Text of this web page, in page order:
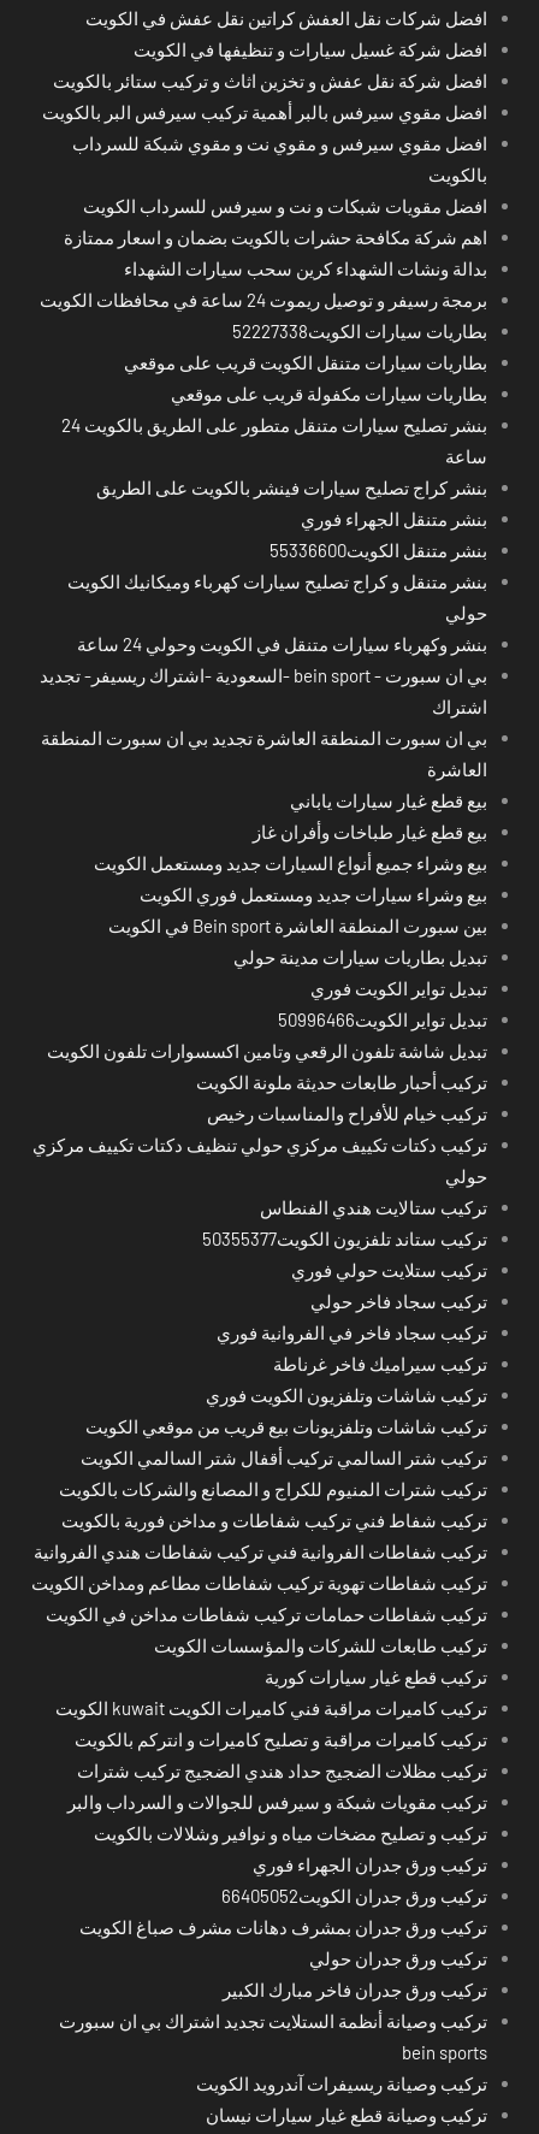
افضل شركات نقل العفش كراتين نقل عفش في الكويت
افضل شركة غسيل سيارات و تنظيفها في الكويت
افضل شركة نقل عفش و تخزين اثاث و تركيب ستائر بالكويت
افضل مقوي سيرفس بالبر أهمية تركيب سيرفس البر بالكويت
افضل مقوي سيرفس و مقوي نت و مقوي شبكة للسرداب
بالكويت
افضل مقويات شبكات و نت و سيرفس للسرداب الكويت
اهم شركة مكافحة حشرات بالكويت بضمان و اسعار ممتازة
بدالة ونشات الشهداء كرين سحب سيارات الشهداء
برمجة رسيفر و توصيل ريموت 24 ساعة في محافظات الكويت
بطاريات سيارات الكويت52227338
بطاريات سيارات متنقل الكويت قريب على موقعي
بطاريات سيارات مكفولة قريب على موقعي
بنشر تصليح سيارات متنقل متطور على الطريق بالكويت 24
ساعة
بنشر كراج تصليح سيارات فينشر بالكويت على الطريق
بنشر متنقل الجهراء فوري
بنشر متنقل الكويت55336600
بنشر متنقل و كراج تصليح سيارات كهرباء وميكانيك الكويت
حولي
بنشر وكهرباء سيارات متنقل في الكويت وحولي 24 ساعة
بي ان سبورت - bein sport -السعودية -اشتراك ريسيفر- تجديد
اشتراك
بي ان سبورت المنطقة العاشرة تجديد بي ان سبورت المنطقة
العاشرة
بيع قطع غيار سيارات ياباني
بيع قطع غيار طباخات وأفران غاز
بيع وشراء جميع أنواع السيارات جديد ومستعمل الكويت
بيع وشراء سيارات جديد ومستعمل فوري الكويت
بين سبورت المنطقة العاشرة Bein sport في الكويت
تبديل بطاريات سيارات مدينة حولي
تبديل تواير الكويت فوري
تبديل تواير الكويت50996466
تبديل شاشة تلفون الرقعي وتامين اكسسوارات تلفون الكويت
تركيب أحبار طابعات حديثة ملونة الكويت
تركيب خيام للأفراح والمناسبات رخيص
تركيب دكتات تكييف مركزي حولي تنظيف دكتات تكييف مركزي
حولي
تركيب ستالايت هندي الفنطاس
تركيب ستاند تلفزيون الكويت50355377
تركيب ستلايت حولي فوري
تركيب سجاد فاخر حولي
تركيب سجاد فاخر في الفروانية فوري
تركيب سيراميك فاخر غرناطة
تركيب شاشات وتلفزيون الكويت فوري
تركيب شاشات وتلفزيونات بيع قريب من موقعي الكويت
تركيب شتر السالمي تركيب أقفال شتر السالمي الكويت
تركيب شترات المنيوم للكراج و المصانع والشركات بالكويت
تركيب شفاط فني تركيب شفاطات و مداخن فورية بالكويت
تركيب شفاطات الفروانية فني تركيب شفاطات هندي الفروانية
تركيب شفاطات تهوية تركيب شفاطات مطاعم ومداخن الكويت
تركيب شفاطات حمامات تركيب شفاطات مداخن في الكويت
تركيب طابعات للشركات والمؤسسات الكويت
تركيب قطع غيار سيارات كورية
تركيب كاميرات مراقبة فني كاميرات الكويت kuwait الكويت
تركيب كاميرات مراقبة و تصليح كاميرات و انتركم بالكويت
تركيب مظلات الضجيج حداد هندي الضجيج تركيب شترات
تركيب مقويات شبكة و سيرفس للجوالات و السرداب والبر
تركيب و تصليح مضخات مياه و نوافير وشلالات بالكويت
تركيب ورق جدران الجهراء فوري
تركيب ورق جدران الكويت66405052
تركيب ورق جدران بمشرف دهانات مشرف صباغ الكويت
تركيب ورق جدران حولي
تركيب ورق جدران فاخر مبارك الكبير
تركيب وصيانة أنظمة الستلايت تجديد اشتراك بي ان سبورت
bein sports
تركيب وصيانة ريسيفرات آندرويد الكويت
تركيب وصيانة قطع غيار سيارات نيسان